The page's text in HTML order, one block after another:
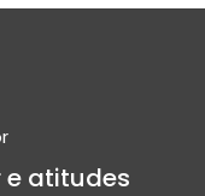
e atitudes